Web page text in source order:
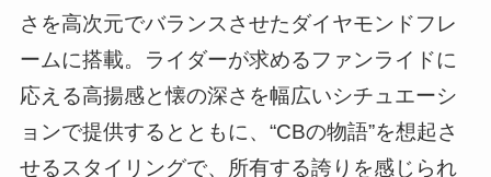
さを高次元でバランスさせたダイヤモンドフレ
ームに搭載。ライダーが求めるファンライドに
応える高揚感と懐の深さを幅広いシチュエーシ
ョンで提供するとともに、“CBの物語”を想起さ
せるスタイリングで、所有する誇りを感じられ